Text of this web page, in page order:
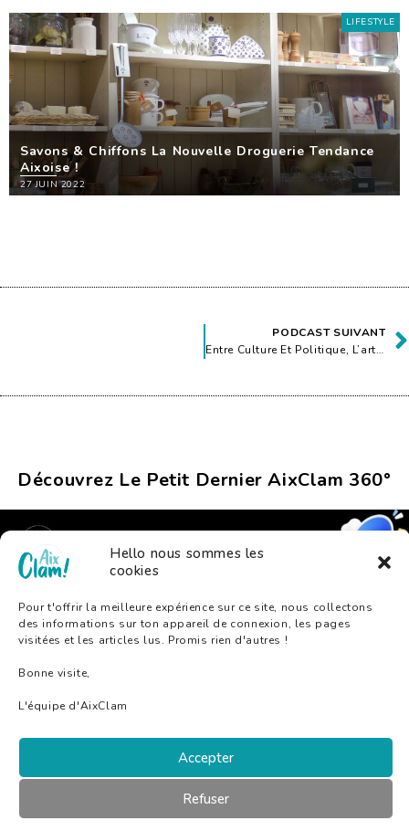
Hello nous sommes les
cookies
Pour t'offrir la meilleure expérience sur ce site, nous collectons
des informations sur ton appareil de connexion, les pages
visitées et les articles lus. Promis rien d'autres !
Bonne visite,
L'équipe d'AixClam
Accepter
Refuser
LIFESTYLE
Savons & Chiffons La Nouvelle Droguerie Tendance
Aixoise !
27 JUIN 2022
PODCAST SUIVANT
Entre Culture Et Politique, L’art De S’engager Pour Sa Ville
Découvrez Le Petit Dernier AixClam 360°
A Propos D’AixClam
Mentions Légales